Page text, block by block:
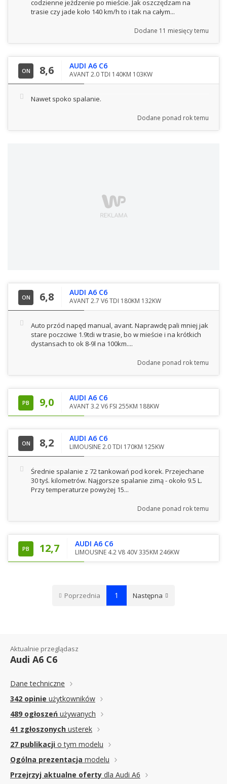
codzienne jeżdzenie po mieście. Jak oszczędzam na
trasie czy jade koło 140 km/h to i tak na całym...
Dodane 11 miesięcy temu
ON 8,6 AUDI A6 C6
AVANT 2.0 TDI 140KM 103KW
Nawet spoko spalanie.
Dodane ponad rok temu
ON 6,8 AUDI A6 C6
AVANT 2.7 V6 TDI 180KM 132KW
Auto przód napęd manual, avant. Naprawdę pali mniej jak
stare poczciwe 1.9tdi w trasie, bo w mieście i na krótkich
dystansach to ok 8-9l na 100km....
Dodane ponad rok temu
PB 9,0 AUDI A6 C6
AVANT 3.2 V6 FSI 255KM 188KW
ON 8,2 AUDI A6 C6
LIMOUSINE 2.0 TDI 170KM 125KW
Średnie spalanie z 72 tankowań pod korek. Przejechane
30 tyś. kilometrów. Najgorsze spalanie zimą - około 9.5 L.
Przy temperaturze powyżej 15...
Dodane ponad rok temu
PB 12,7 AUDI A6 C6
LIMOUSINE 4.2 V8 40V 335KM 246KW
Poprzednia 1 Następna
Aktualnie przeglądasz
Audi A6 C6
Dane techniczne
342 opinie użytkowników
489 ogłoszeń używanych
41 zgłoszonych usterek
27 publikacji o tym modelu
Ogólna prezentacja modelu
Przejrzyj aktualne oferty dla Audi A6